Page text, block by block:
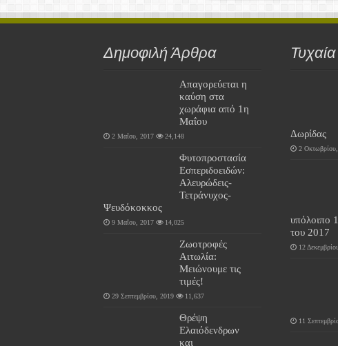
Δημοφιλή Άρθρα
Απαγορεύεται η
καύση στα
χωράφια από 1η
Μαΐου
2 Μαΐου, 2017 24,148
Φυτοπροστασία
Εσπεριδοειδών:
Αλευρώδεις-
Τετράνυχος-
Ψευδόκοκκος
9 Μαΐου, 2017 14,025
Ζωοτροφές
Αιτωλία:
Μειώνουμε τις
τιμές!
29 Σεπτεμβρίου, 2019 11,637
Θρέψη
Ελαιόδενδρων
και
Δωρίδας
2
υπόλοιπο
του 2017
12
11